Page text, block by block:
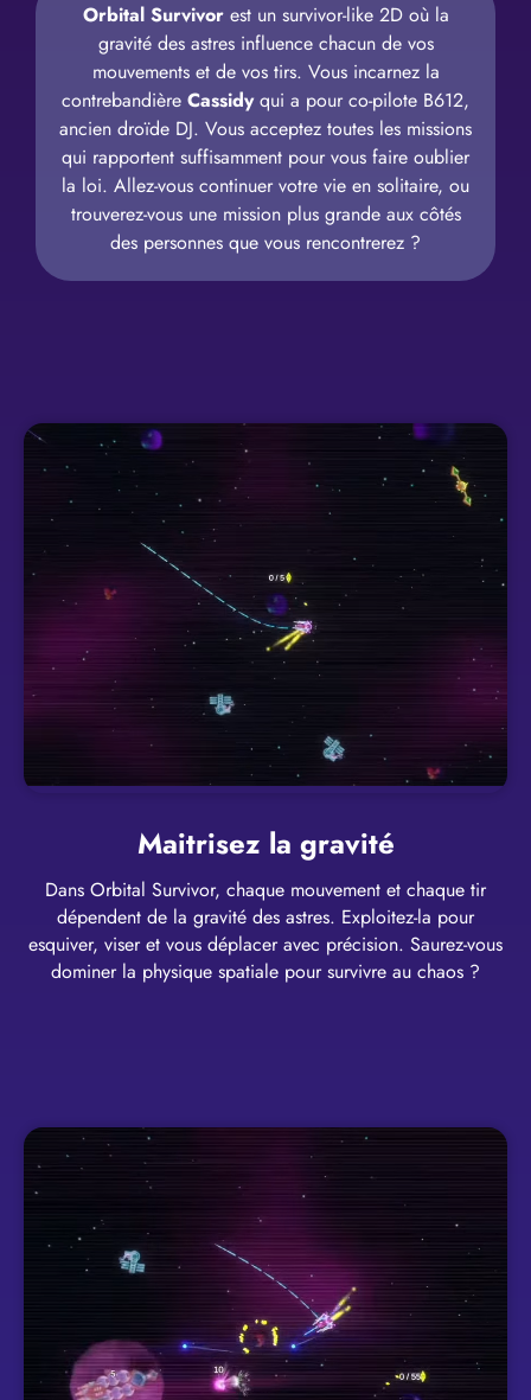
Orbital Survivorest un survivor-like 2D où la
gravité des astres influence chacun de vos
mouvements et de vos tirs. Vous incarnez la
contrebandière Cassidyqui a pour co-pilote B612,
ancien droïde DJ. Vous acceptez toutes les missions
qui rapportent suffisamment pour vous faire oublier
la loi. Allez-vous continuer votre vie en solitaire, ou
trouverez-vous une mission plus grande aux côtés
des personnes que vous rencontrerez ?
Maitrisez la gravité
Dans Orbital Survivor, chaque mouvement et chaque tir
dépendent de la gravité des astres. Exploitez-la pour
esquiver, viser et vous déplacer avec précision. Saurez-vous
dominer la physique spatiale pour survivre au chaos ?